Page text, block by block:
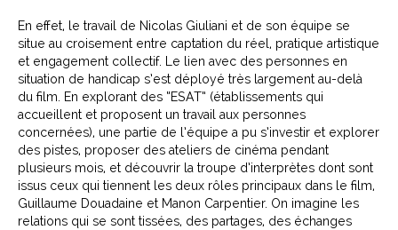
En effet, le travail de Nicolas Giuliani et de son équipe se
situe au croisement entre captation du réel, pratique artistique
et engagement collectif. Le lien avec des personnes en
situation de handicap s’est déployé très largement au-delà
du film. En explorant des “ESAT” (établissements qui
accueillent et proposent un travail aux personnes
concernées), une partie de l’équipe a pu s’investir et explorer
des pistes, proposer des ateliers de cinéma pendant
plusieurs mois, et découvrir la troupe d’interprètes dont sont
issus ceux qui tiennent les deux rôles principaux dans le film,
Guillaume Douadaine et Manon Carpentier. On imagine les
relations qui se sont tissées, des partages, des échanges